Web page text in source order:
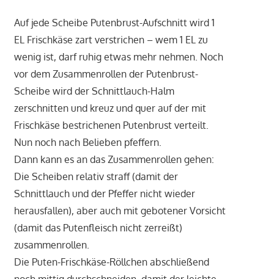
Auf jede Scheibe Putenbrust-Aufschnitt wird 1
EL Frischkäse zart verstrichen – wem 1 EL zu
wenig ist, darf ruhig etwas mehr nehmen. Noch
vor dem Zusammenrollen der Putenbrust-
Scheibe wird der Schnittlauch-Halm
zerschnitten und kreuz und quer auf der mit
Frischkäse bestrichenen Putenbrust verteilt.
Nun noch nach Belieben pfeffern.
Dann kann es an das Zusammenrollen gehen:
Die Scheiben relativ straff (damit der
Schnittlauch und der Pfeffer nicht wieder
herausfallen), aber auch mit gebotener Vorsicht
(damit das Putenfleisch nicht zerreißt)
zusammenrollen.
Die Puten-Frischkäse-Röllchen abschließend